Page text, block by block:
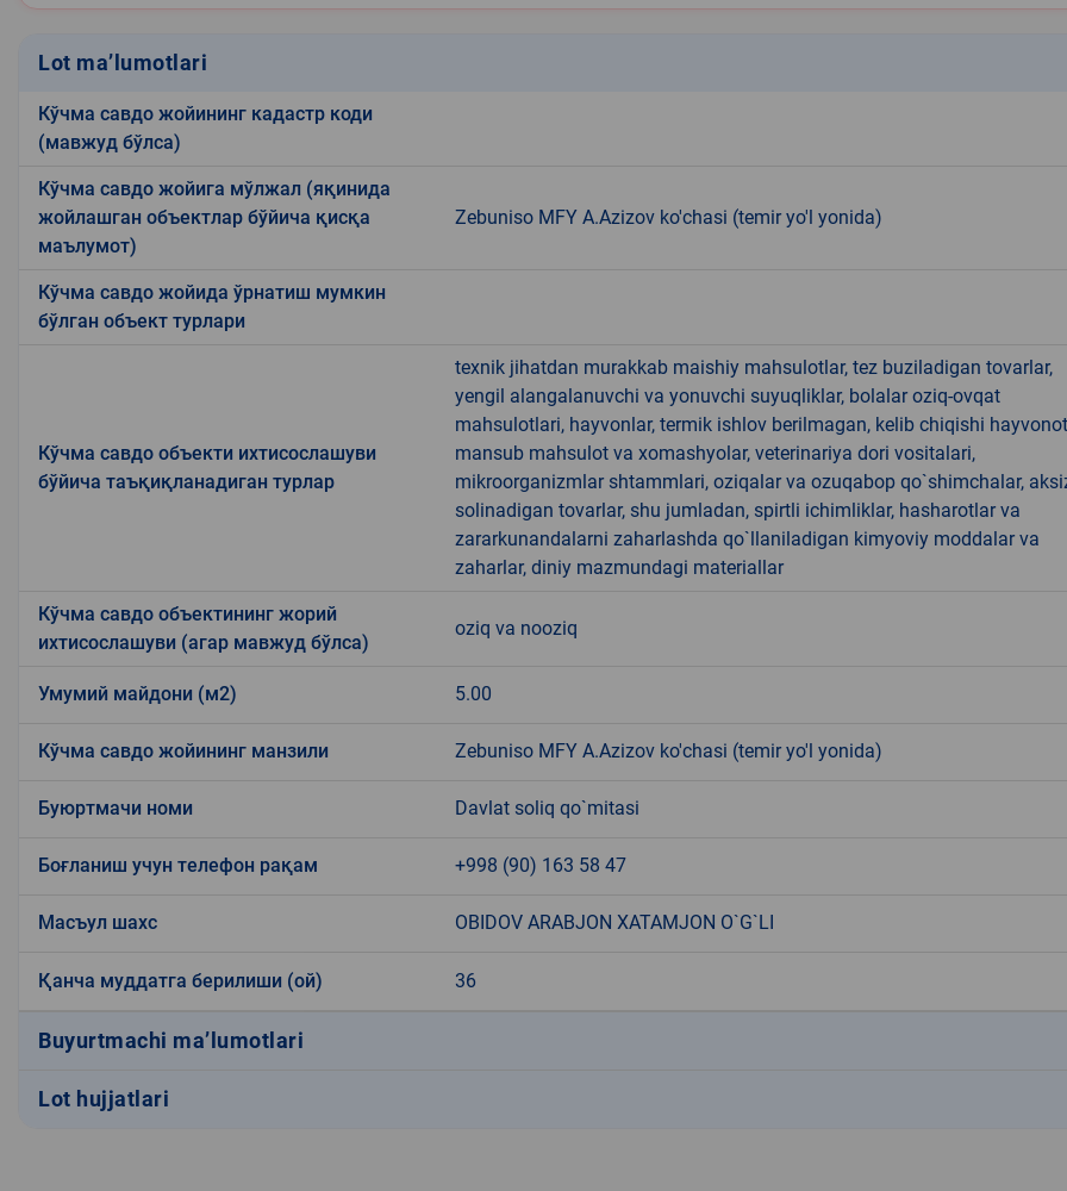
Lot ma’lumotlari
Кўчма савдо жойининг кадастр коди
(мавжуд бўлса)
Кўчма савдо жойига мўлжал (яқинида
жойлашган объектлар бўйича қисқа
маълумот)
Zebuniso MFY A.Azizov ko'chasi (temir yo'l yonida)
Кўчма савдо жойида ўрнатиш мумкин
бўлган объект турлари
Кўчма савдо объекти ихтисослашуви
бўйича таъқиқланадиган турлар
texnik jihatdan murakkab maishiy mahsulotlar, tez buziladigan tovarlar,
yengil alangalanuvchi va yonuvchi suyuqliklar, bolalar oziq-ovqat
mahsulotlari, hayvonlar, termik ishlov berilmagan, kelib chiqishi
mansub mahsulot va xomashyolar, veterinariya dori vositalari,
mikroorganizmlar shtammlari, oziqalar va ozuqabop qo`shimchalar,
solinadigan tovarlar, shu jumladan, spirtli ichimliklar, hasharotlar va
zararkunandalarni zaharlashda qo`llaniladigan kimyoviy moddalar va
zaharlar, diniy mazmundagi materiallar
Кўчма савдо объектининг жорий
ихтисослашуви (агар мавжуд бўлса)
oziq va nooziq
Умумий майдони (м2) 5.00
Кўчма савдо жойининг манзили Zebuniso MFY A.Azizov ko'chasi (temir yo'l yonida)
Буюртмачи номи Davlat soliq qo`mitasi
Боғланиш учун телефон рақам +998 (90) 163 58 47
Масъул шахс OBIDOV ARABJON XATAMJON O`G`LI
Қанча муддатга берилиши (ой) 36
Buyurtmachi ma’lumotlari
Lot hujjatlari